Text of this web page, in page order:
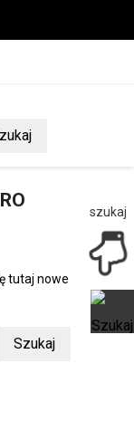
tutaj nowe
Szukaj
szukaj